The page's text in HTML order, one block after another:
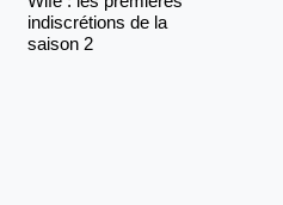
indiscrétions de la
saison 2